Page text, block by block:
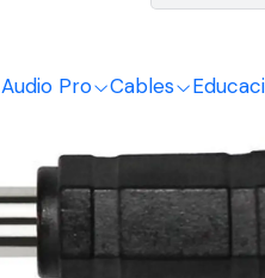
Audio Pro Cables